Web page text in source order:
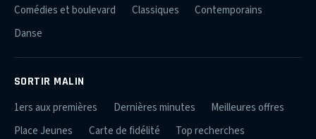
Comédies et boulevard
Classiques
Contemporains
Danse
SORTIR MALIN
1ers aux premières Dernières minutes
Meilleures offres
Place Jeunes
Carte de fidélité Top recherches